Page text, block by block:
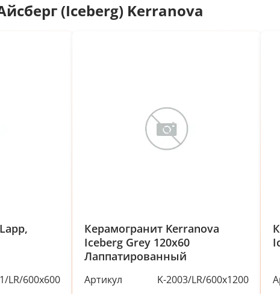
(Iceberg) Kerranova
LR/600x600
Керамогранит Kerranova
Iceberg Grey 120x60
Лаппатированный
Артикул
K-2003/LR/600x1200